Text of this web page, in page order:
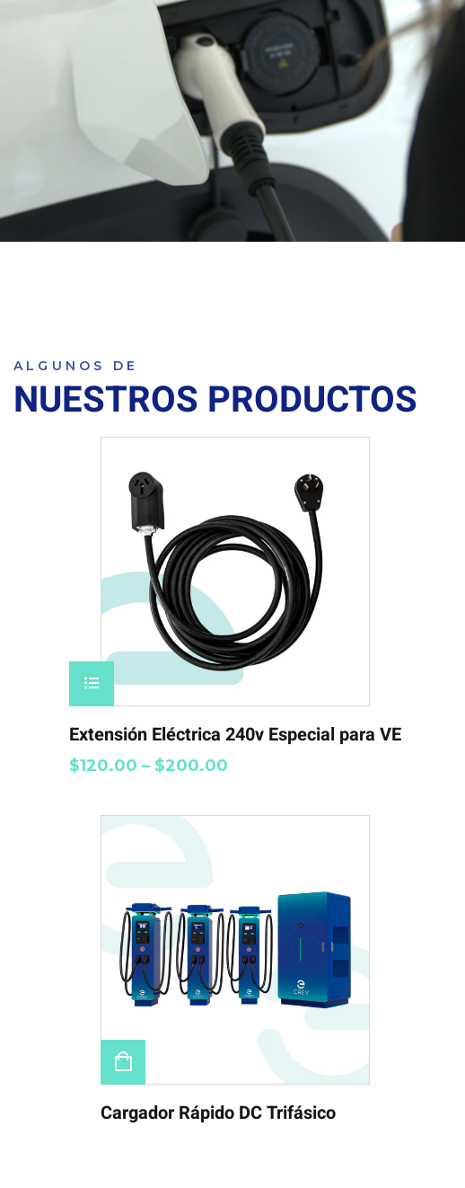
ALGUNOS DE
NUESTROS PRODUCTOS
Extensión Eléctrica 240v Especial para VE
$120.00 – $200.00
Cargador Rápido DC Trifásico